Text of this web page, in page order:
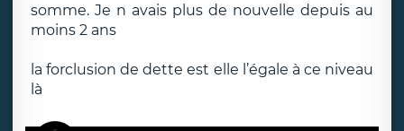
somme. Je n avais plus de nouvelle depuis au
moins 2 ans
la forclusion de dette est elle l’égale à ce niveau
là